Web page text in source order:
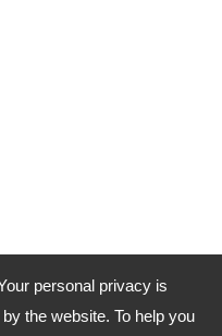
personal privacy is
the website. To help you